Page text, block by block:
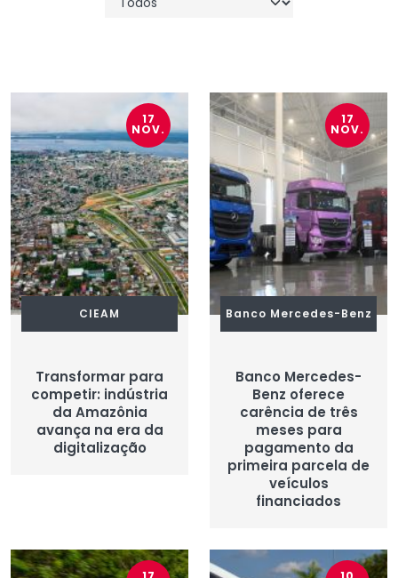
17
NOV.
CIEAM
Transformar para
competir: indústria
da Amazônia
avança na era da
digitalização
17
NOV.
Banco Mercedes-Benz
Banco Mercedes-
Benz oferece
carência de três
meses para
pagamento da
primeira parcela de
veículos
financiados